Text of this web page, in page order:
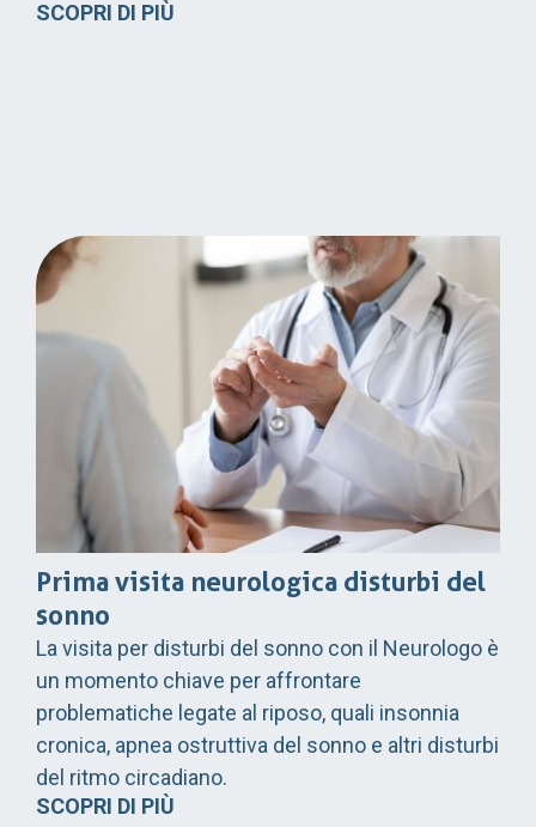
SCOPRI DI PIÙ
Prima visita neurologica disturbi del
sonno
La visita per disturbi del sonno con il Neurologo è
un momento chiave per affrontare
problematiche legate al riposo, quali insonnia
cronica, apnea ostruttiva del sonno e altri disturbi
del ritmo circadiano.
SCOPRI DI PIÙ